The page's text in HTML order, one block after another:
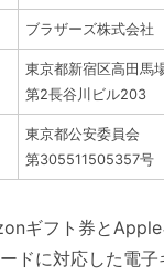
ブラザーズ株式会社
東京都新宿区高田馬
第2長谷川ビル203
東京都公安委員会
第305511505357号
ギフト券とApple
ドに対応した電